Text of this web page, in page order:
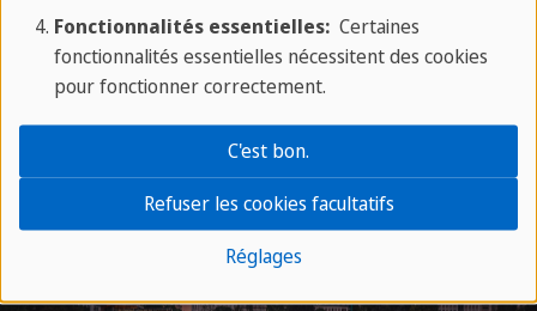
Fonctionnalités essentielles:Certaines
fonctionnalités essentielles nécessitent des cookies
pour fonctionner correctement.
Réglages
Refuser les cookies facultatifs
C'est bon.